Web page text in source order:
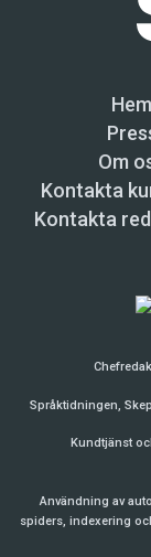
Hem
Om
Kontakta
Kontakta
Språktidningen,
Kundtjänst
Användning av
spiders, indexering